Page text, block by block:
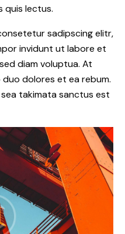
quis lectus.
sadipscing elitr,
invidunt ut labore et
diam voluptua. At
dolores et ea rebum.
takimata sanctus est